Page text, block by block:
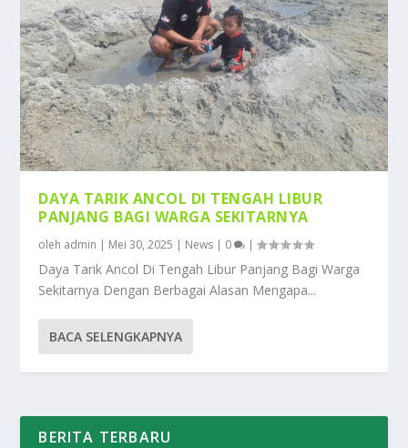
DAYA TARIK ANCOL DI TENGAH LIBUR
PANJANG BAGI WARGA SEKITARNYA
oleh admin | Mei 30, 2025 | News | 0 |
Daya Tarik Ancol Di Tengah Libur Panjang Bagi Warga
Sekitarnya Dengan Berbagai Alasan Mengapa...
BACA SELENGKAPNYA
BERITA TERBARU